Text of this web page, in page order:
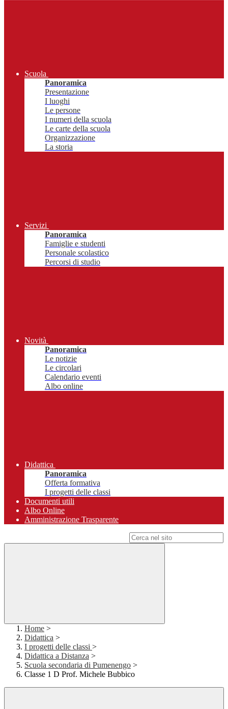
Scuola
Panoramica
Presentazione
I luoghi
Le persone
I numeri della scuola
Le carte della scuola
Organizzazione
La storia
Servizi
Panoramica
Famiglie e studenti
Personale scolastico
Percorsi di studio
Novità
Panoramica
Le notizie
Le circolari
Calendario eventi
Albo online
Didattica
Panoramica
Offerta formativa
I progetti delle classi
Documenti utili
Albo Online
Amministrazione Trasparente
Home >
Didattica >
I progetti delle classi >
Didattica a Distanza >
Scuola secondaria di Pumenengo >
Classe 1 D Prof. Michele Bubbico